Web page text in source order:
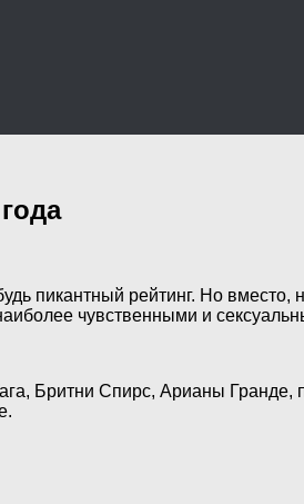
пикантный рейтинг. Но
чувственными и
Бритни Спирс, Арианы